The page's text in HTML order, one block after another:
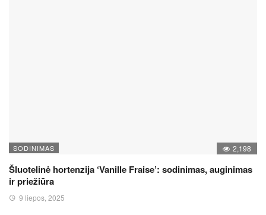
SODINIMAS 2,198
Šluotelinė hortenzija ‘Vanille Fraise’: sodinimas, auginimas
ir priežiūra
9 liepos, 2025